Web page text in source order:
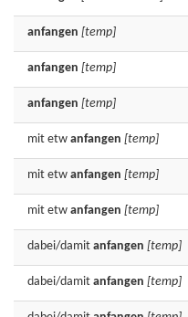
anfangen [temp]
anfangen [temp]
anfangen [temp]
mit etw anfangen [temp]
mit etw anfangen [temp]
mit etw anfangen [temp]
dabei/damit anfangen [temp]
dabei/damit anfangen [temp]